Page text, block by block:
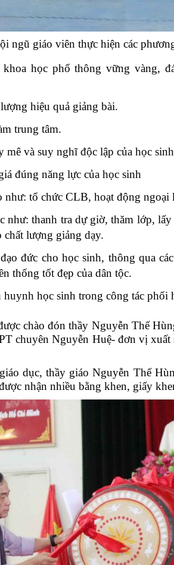
giáo viên thực hiện các
học phổ thông vững vàng,
hiệu quả giảng bài.
trung tâm.
và suy nghĩ độc lập của học
đúng năng lực của học sinh
như: tổ chức CLB, hoạt động
như: thanh tra dự giờ, thăm lớp,
lượng giảng dạy.
đức cho học sinh, thông qua
thống tốt đẹp của dân tộc.
học sinh trong công tác
chào đón thầy Nguyễn Thế
chuyên Nguyễn Huệ- đơn vị
dục, thầy giáo Nguyễn Thế
nhận nhiều bằng khen, giấy